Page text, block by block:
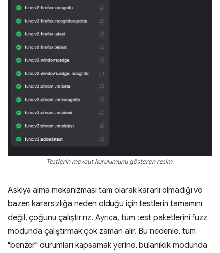
Testlerin mevcut kurulumunu gösteren resim.
Askıya alma mekanizması tam olarak kararlı olmadığı ve
bazen kararsızlığa neden olduğu için testlerin tamamını
değil, çoğunu çalıştırırız. Ayrıca, tüm test paketlerini fuzz
modunda çalıştırmak çok zaman alır. Bu nedenle, tüm
"benzer" durumları kapsamak yerine, bulanıklık modunda